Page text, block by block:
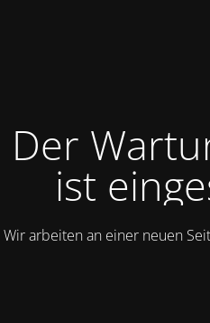
Der
ist
Wir arbeiten an einer neuen